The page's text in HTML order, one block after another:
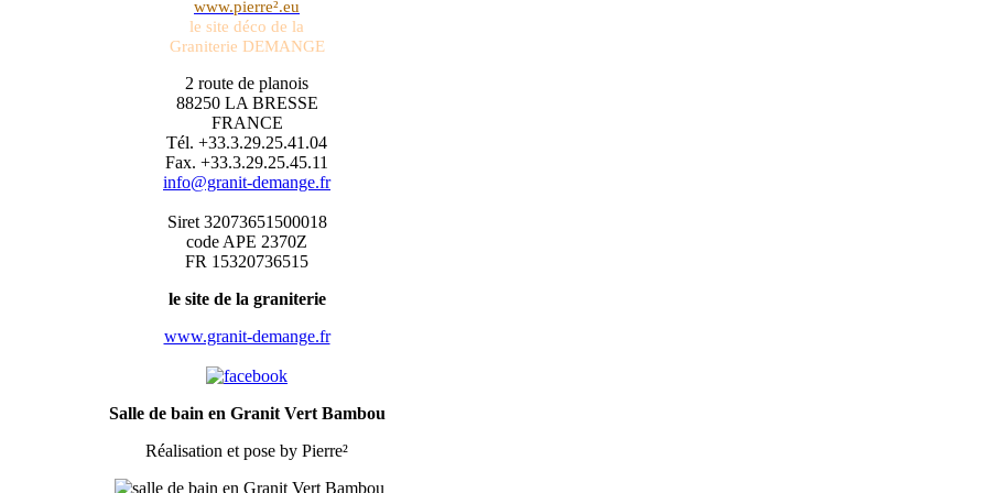
www.pierre².eu
le site déco de la
Graniterie DEMANGE
2 route de planois
88250 LA BRESSE
FRANCE
Tél. +33.3.29.25.41.04
Fax. +33.3.29.25.45.11
info@granit-demange.fr
Siret 32073651500018
code APE 2370Z
FR 15320736515
le site de la graniterie
www.granit-demange.fr
Salle de bain en Granit Vert Bambou
Réalisation et pose by Pierre²